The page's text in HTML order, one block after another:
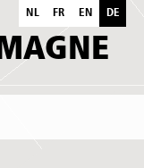
NL FR EN DE